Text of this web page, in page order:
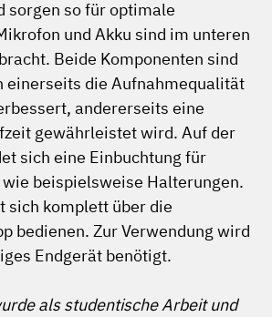
sorgen so für optimale
und Akku sind im unteren
Beide Komponenten sind
einerseits die Aufnahmequalität
andererseits eine
gewährleistet wird. Auf der
sich eine Einbuchtung für
beispielsweise Halterungen.
sich komplett über die
bedienen. Zur Verwendung wird
Endgerät benötigt.
als studentische Arbeit und